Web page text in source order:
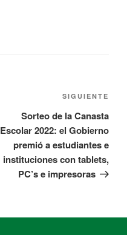
SIGUIENTE
Sorteo de la Canasta
Escolar 2022: el Gobierno
premió a estudiantes e
instituciones con tablets,
PC’s e impresoras